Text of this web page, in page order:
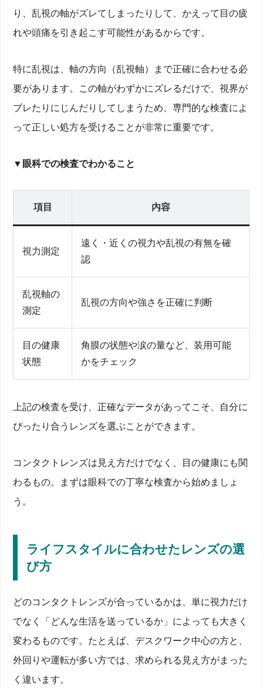
り、乱視の軸がズレてしまったりして、かえって目の疲
れや頭痛を引き起こす可能性があるからです。
特に乱視は、軸の方向（乱視軸）まで正確に合わせる必
要があります。この軸がわずかにズレるだけで、視界が
ブレたりにじんだりしてしまうため、専門的な検査によ
って正しい処方を受けることが非常に重要です。
▼眼科での検査でわかること
項目 内容
視力測定
遠く・近くの視力や乱視の有無を確
認
乱視軸の
測定
乱視の方向や強さを正確に判断
目の健康
状態
角膜の状態や涙の量など、装用可能
かをチェック
上記の検査を受け、正確なデータがあってこそ、自分に
ぴったり合うレンズを選ぶことができます。
コンタクトレンズは見え方だけでなく、目の健康にも関
わるもの。まずは眼科での丁寧な検査から始めましょ
う。
ライフスタイルに合わせたレンズの選
び方
どのコンタクトレンズが合っているかは、単に視力だけ
でなく「どんな生活を送っているか」によっても大きく
変わるものです。たとえば、デスクワーク中心の方と、
外回りや運転が多い方では、求められる見え方がまった
く違います。